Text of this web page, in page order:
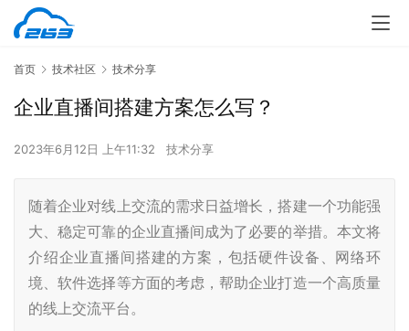
首页 技术社区 技术分享
企业直播间搭建方案怎么写？
2023年6月12日 上午11:32 技术分享
随着企业对线上交流的需求日益增长，搭建一个功能强
大、稳定可靠的企业直播间成为了必要的举措。本文将
介绍企业直播间搭建的方案，包括硬件设备、网络环
境、软件选择等方面的考虑，帮助企业打造一个高质量
的线上交流平台。